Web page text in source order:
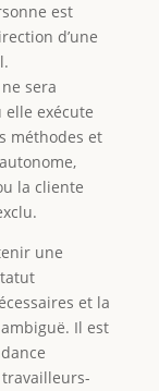
est
d’une
sera
elle exécute
méthodes et
la cliente
une
et la
Il est